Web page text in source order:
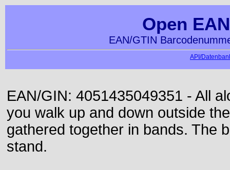
Open
EAN/GTIN
API/
EAN/GIN: 4051435049351 - All
you walk up and down outside
gathered together in bands. The
stand.